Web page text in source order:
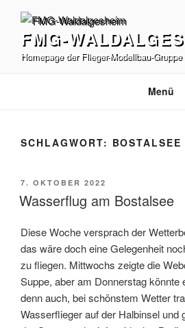
Inhalt
springenFMG-
Homepage der Flieger-Modellbau-
Menü
SCHLAGWORT: BOSTALSEE
VERÖFFENTLICHT
AM
7. OKTOBER 2022
Wasserflug am Bostalsee
Diese Woche versprach der
das wäre doch eine Gelegenheit
zu fliegen. Mittwochs zeigte die
Suppe, aber am Donnerstag könnte
denn auch, bei schönstem Wetter
Wasserflieger auf der Halbinsel und